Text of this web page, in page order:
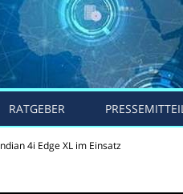
RATGEBER
4i Edge XL im Einsatz